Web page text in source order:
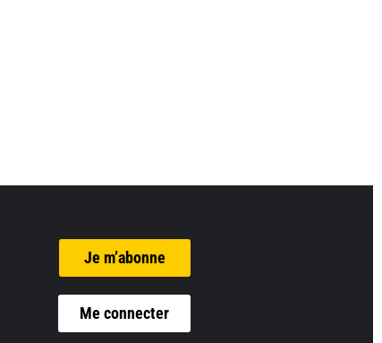
Je m’abonne
Me connecter